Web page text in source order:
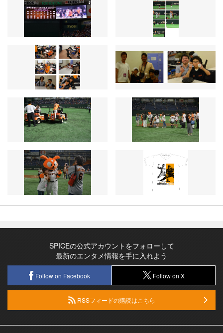
SPICEの公式アカウントをフォローして
最新のエンタメ情報を手に入れよう
Follow on Facebook Follow on X
RSSフィードの購読はこちら